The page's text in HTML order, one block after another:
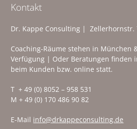
Kontakt
Dr. Kappe Consulting | Zellerhornstr.
Coaching-Räume stehen in München
Verfügung | Oder Beratungen finden
beim Kunden bzw. online statt.
T + 49 (0) 8052 – 958 531
M + 49 (0) 170 486 90 82
E-Mail info@drkappeconsulting.de